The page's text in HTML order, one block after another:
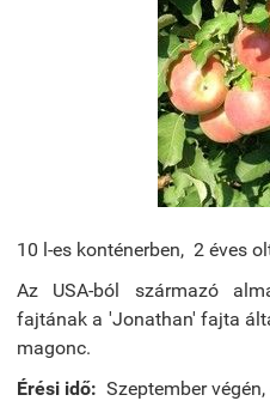
10 l-es konténerben, 2 éves
Az USA-ból származó
fajtának a 'Jonathan' fajta
magonc.
Érési idő: Szeptember